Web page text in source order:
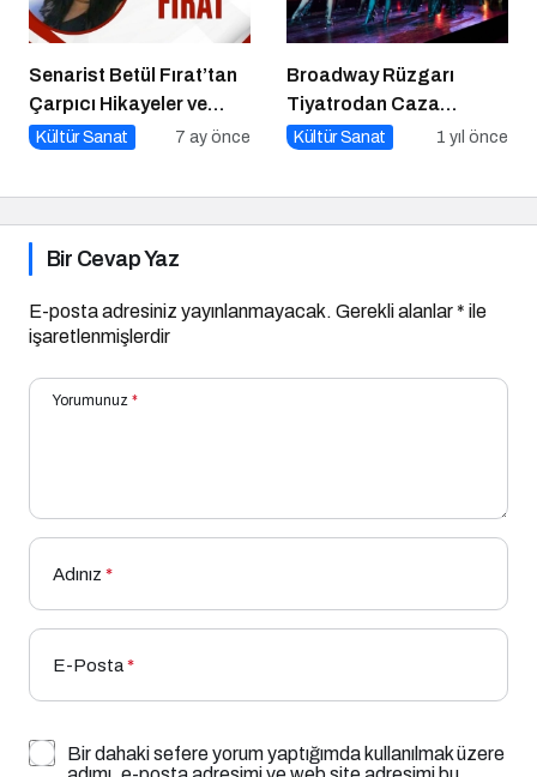
Senarist Betül Fırat’tan
Çarpıcı Hikayeler ve
Şarkılar
Kültür Sanat 7 ay önce
Broadway Rüzgarı
Tiyatrodan Caza
Dopdolu Bir Program
Kültür Sanat 1 yıl önce
Bir Cevap Yaz
E-posta adresiniz yayınlanmayacak. Gerekli alanlar* ile
işaretlenmişlerdir
Yorumunuz *
Adınız *
E-Posta*
Bir dahaki sefere yorum yaptığımda kullanılmak üzere